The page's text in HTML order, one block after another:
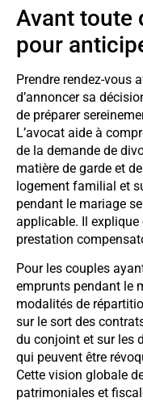
Avant toute
pour
Prendre rendez-vous
d’annoncer sa
de préparer
L’avocat aide à
de la demande de
matière de garde et
logement familial et
pendant le mariage
applicable. Il
prestation
Pour les couples
emprunts pendant le
modalités de
sur le sort des
du conjoint et sur les
qui peuvent être
Cette vision globale
patrimoniales et